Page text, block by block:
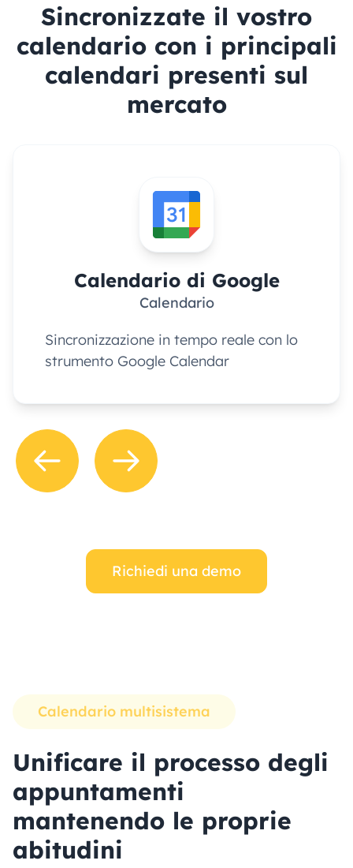
Sincronizzate il vostro
calendario con i principali
calendari presenti sul
mercato
Calendario di Google
Calendario
Sincronizzazione in tempo reale con lo
strumento Google Calendar
Richiedi una demo
Calendario multisistema
Unificare il processo degli
appuntamenti
mantenendo le proprie
abitudini